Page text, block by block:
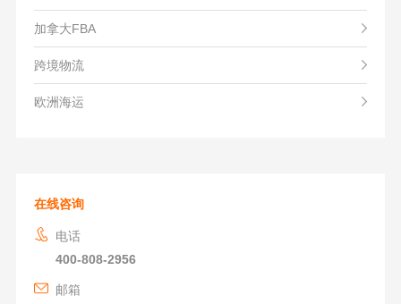
加拿大FBA
跨境物流
欧洲海运
在线咨询
电话
400-808-2956
邮箱